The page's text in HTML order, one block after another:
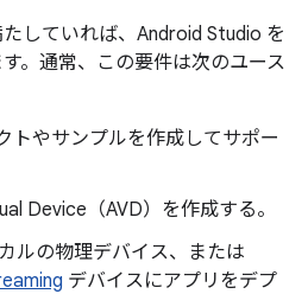
していれば、Android Studio を
。通常、この要件は次のユース
トやサンプルを作成してサポー
Device（AVD）を作成する。
ルの物理デバイス、または
デバイスにアプリをデプ